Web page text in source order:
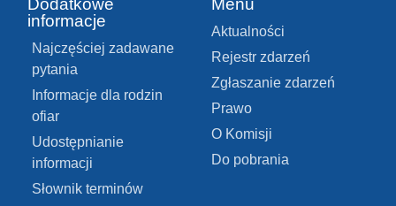
Dodatkowe
informacje
Najczęściej zadawane
pytania
Informacje dla rodzin
ofiar
Udostępnianie
informacji
Słownik terminów
Menu
Aktualności
Rejestr zdarzeń
Zgłaszanie zdarzeń
Prawo
O Komisji
Do pobrania